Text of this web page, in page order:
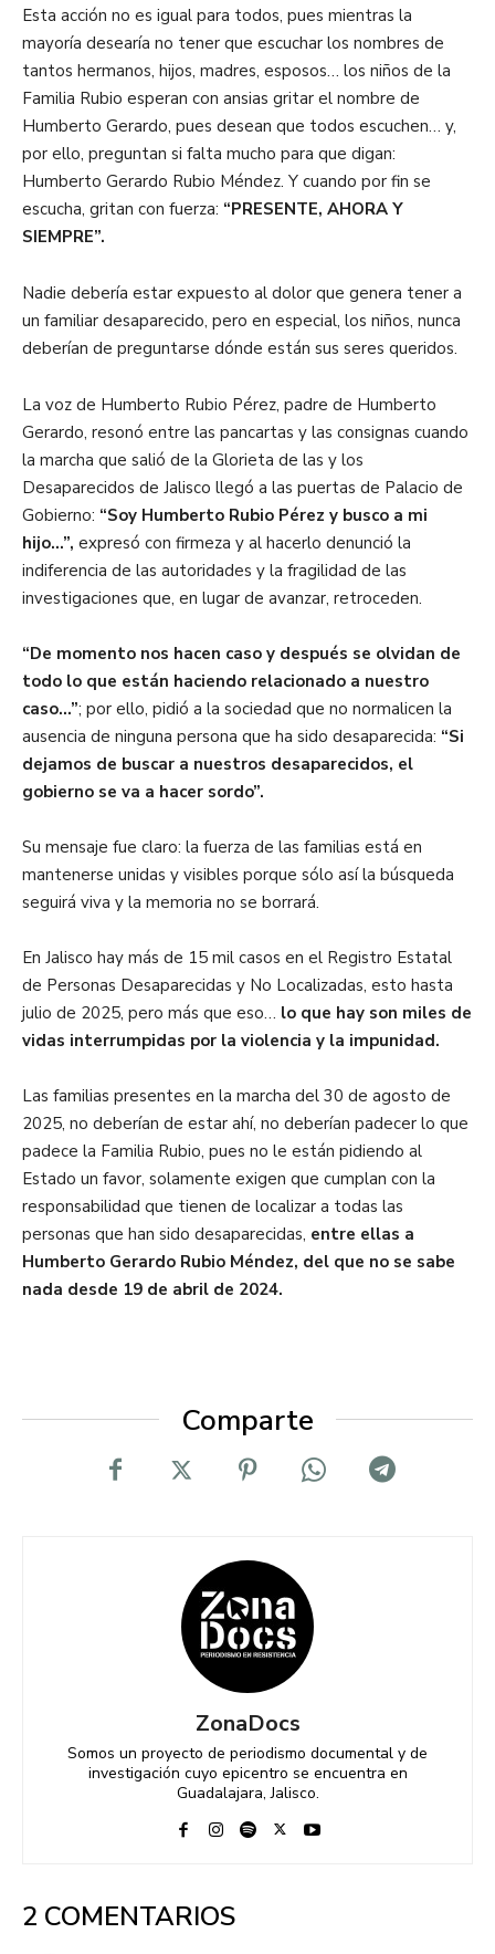
Esta acción no es igual para todos, pues mientras la
mayoría desearía no tener que escuchar los nombres de
tantos hermanos, hijos, madres, esposos… los niños de la
Familia Rubio esperan con ansias gritar el nombre de
Humberto Gerardo, pues desean que todos escuchen… y,
por ello, preguntan si falta mucho para que digan:
Humberto Gerardo Rubio Méndez. Y cuando por fin se
escucha, gritan con fuerza: “PRESENTE, AHORA Y
SIEMPRE”.
Nadie debería estar expuesto al dolor que genera tener a
un familiar desaparecido, pero en especial, los niños, nunca
deberían de preguntarse dónde están sus seres queridos.
La voz de Humberto Rubio Pérez, padre de Humberto
Gerardo, resonó entre las pancartas y las consignas cuando
la marcha que salió de la Glorieta de las y los
Desaparecidos de Jalisco llegó a las puertas de Palacio de
Gobierno: “Soy Humberto Rubio Pérez y busco a mi
hijo…”, expresó con firmeza y al hacerlo denunció la
indiferencia de las autoridades y la fragilidad de las
investigaciones que, en lugar de avanzar, retroceden.
“De momento nos hacen caso y después se olvidan de
todo lo que están haciendo relacionado a nuestro
caso…”; por ello, pidió a la sociedad que no normalicen la
ausencia de ninguna persona que ha sido desaparecida: “Si
dejamos de buscar a nuestros desaparecidos, el
gobierno se va a hacer sordo”.
Su mensaje fue claro: la fuerza de las familias está en
mantenerse unidas y visibles porque sólo así la búsqueda
seguirá viva y la memoria no se borrará.
En Jalisco hay más de 15 mil casos en el Registro Estatal
de Personas Desaparecidas y No Localizadas, esto hasta
julio de 2025, pero más que eso… lo que hay son miles de
vidas interrumpidas por la violencia y la impunidad.
Las familias presentes en la marcha del 30 de agosto de
2025, no deberían de estar ahí, no deberían padecer lo que
padece la Familia Rubio, pues no le están pidiendo al
Estado un favor, solamente exigen que cumplan con la
responsabilidad que tienen de localizar a todas las
personas que han sido desaparecidas, entre ellas a
Humberto Gerardo Rubio Méndez, del que no se sabe
nada desde 19 de abril de 2024.
Comparte
ZonaDocs
Somos un proyecto de periodismo documental y de
investigación cuyo epicentro se encuentra en
Guadalajara, Jalisco.
2 COMENTARIOS